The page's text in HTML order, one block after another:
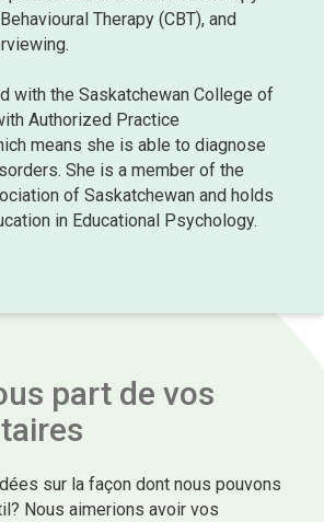
Therapy (CBT), and
with the Saskatchewan College of
Authorized Practice
means she is able to diagnose
She is a member of the
of Saskatchewan and holds
in Educational Psychology.
part de vos
sur la façon dont nous pouvons
Nous aimerions avoir vos